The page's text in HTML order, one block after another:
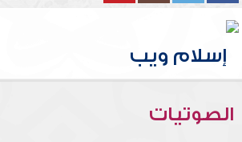
الصوتيات